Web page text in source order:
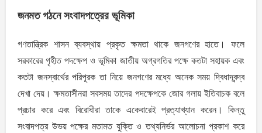
জনমত গঠনে সংবাদপত্রের ভূমিকা
গণতান্ত্রিক শাসন ব্যবস্থায় প্রকৃত ক্ষমতা থাকে জনগণের হাতে। ফলে
সরকারের গৃহীত পদক্ষেপ ও ভূমিকা জাতীয় অগ্রগতির পক্ষে কতটা সহায়ক এবং
কতটা জনস্বার্থের পরিপূরক তা নিয়ে জনগণের মধ্যে অনেক সময় দ্বিধাদ্বন্দ্ব
দেখা দেয়। ক্ষমতাসীনরা সবসময় তাদের পদক্ষেপকে জোর গলায় ইতিবাচক বলে
প্রচার করে এবং বিরােধীরা তাকে একেবারেই প্রত্যাখ্যান করেন। কিন্তু
সংবাদপত্র উভয় পক্ষের মতামত যুক্তি ও তথ্যনির্ভর আলােচনা প্রকাশ করে